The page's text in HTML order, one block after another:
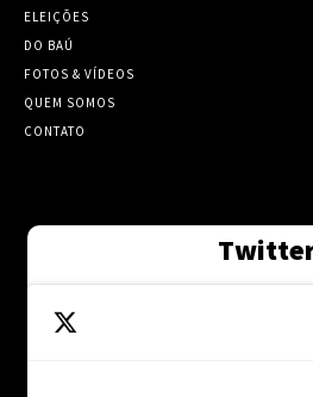
ELEIÇÕES
DO BAÚ
FOTOS & VÍDEOS
QUEM SOMOS
CONTATO